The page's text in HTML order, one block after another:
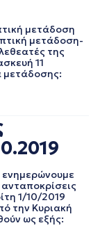
μετάδοση
μετάδοση-
της
11
μετάδοσης:
1/10/2019
την Κυριακή
ως εξής: